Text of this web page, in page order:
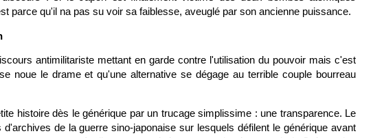
parce qu'il na pas su voir sa faiblesse, aveuglé par son ancienne puissance.
antimilitariste mettant en garde contre l'utilisation du pouvoir mais c'est
noue le drame et qu'une alternative se dégage au terrible couple bourreau
histoire dès le générique par un trucage simplissime : une transparence. Le
de la guerre sino-japonaise sur lesquels défilent le générique avant